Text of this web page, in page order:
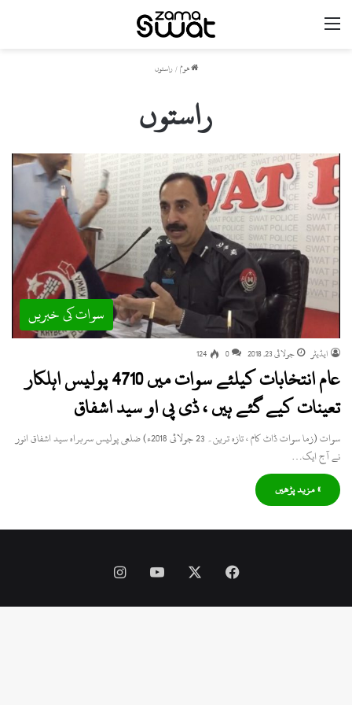
ھوم / راستوں
راستوں
سوات کی خبریں
ایڈیٹر جولائی 23, 2018 0
124
عام انتخابات کیلئے سوات میں 4710 پولیس اہلکار
تعینات کیے گئے ہیں ، ڈی پی او سید اشفاق
سوات (زما سوات ڈاٹ کام ، تازہ ترین۔ 23 جولائی 2018ء) ضلعی پولیس سربراہ سید اشفاق انور
نے آج ایک…
» مزید پڑھیں
Facebook
YouTube